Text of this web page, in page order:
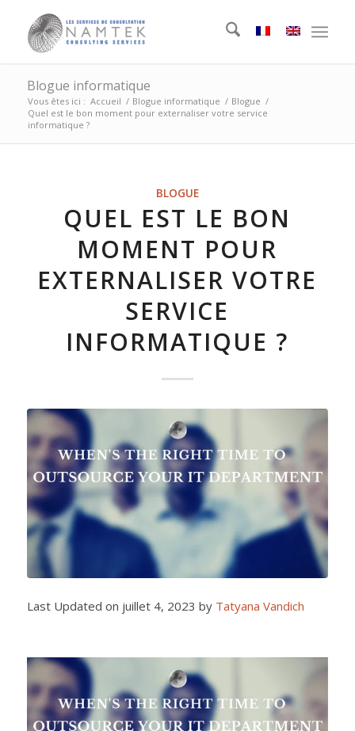
Blogue informatique
Vous êtes ici : Accueil / Blogue informatique / Blogue /
Quel est le bon moment pour externaliser votre service
informatique ?
BLOGUE
QUEL EST LE BON
MOMENT POUR
EXTERNALISER VOTRE
SERVICE
INFORMATIQUE ?
Last Updated on juillet 4, 2023 by Tatyana Vandich